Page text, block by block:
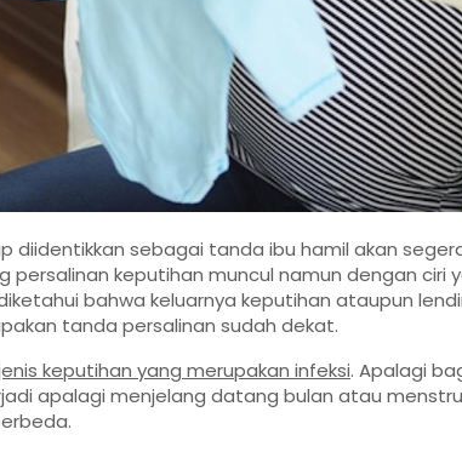
diidentikkan sebagai tanda ibu hamil akan
persalinan keputihan muncul namun dengan ciri
bahwa keluarnya keputihan ataupun
tanda persalinan sudah dekat.
keputihan yang merupakan infeksi. Apalagi
apalagi menjelang datang bulan atau